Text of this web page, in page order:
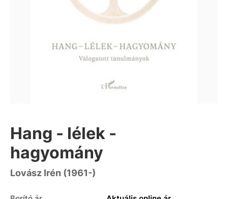
Hang - lélek -
hagyomány
Lovász Irén (1961-)